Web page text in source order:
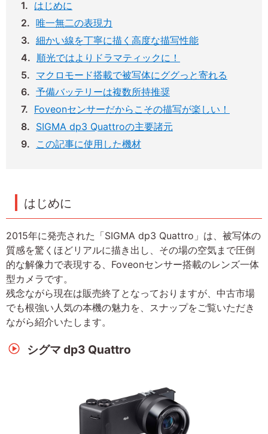
はじめに
唯一無二の表現力
細かい線を丁寧に描く高度な描写性能
順光ではよりドラマティックに！
マクロモード搭載で被写体にググっと寄れる
予備バッテリーは複数所持推奨
Foveonセンサーだからこその描写が楽しい！
SIGMA dp3 Quattroの主要諸元
この記事に使用した機材
はじめに
2015年に発売された「SIGMA dp3 Quattro」は、被写体の
質感を驚くほどリアルに描き出し、その場の空気まで圧倒
的な解像力で表現する、Foveonセンサー搭載のレンズ一体
型カメラです。
残念ながら現在は販売終了となっておりますが、中古市場
でも根強い人気の本機の魅力を、スナップをご覧いただき
ながら紹介いたします。
シグマ dp3 Quattro